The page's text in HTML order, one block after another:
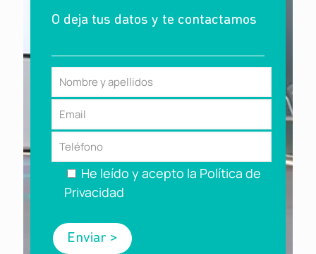
O deja tus datos y te contactamos
He leído y acepto la Política de
Privacidad